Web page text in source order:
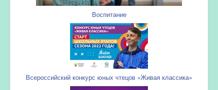
Воспитание
Всероссийский конкурс юных чтецов «Живая классика»